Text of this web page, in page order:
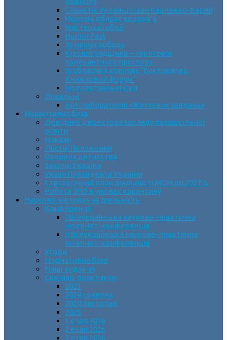
Славетні Українці. Іван Карпенко-Карий
Молодь обирає здоров’я
Мистецькі обрії
Humor Fest
За нашу свободу
Кіровоградщина – територія
толерантного простору
ІII обласний конкурс “Буктрейлер.
Книжковий форум”
Інтелектуальні ігри
Локальні
Арт-лабораторія «Життєвих завдань»
Нормативна база
Довідник директора закладу позашкільної
освіти
Накази
Листи/Положення
Охорона дитинства
Закони України
Укази Президента України
Стратегічний план діяльності МОН до 2027 р.
Робота ЗПО в умовах карантину
Науково-методична діяльність
Конференції
І Всеукраїнська науково-практична
інтернет-конференція
ІІ Всеукраїнська науково-практична
інтернет-конференція
Угоди
Нормативна база
Наші видання
Семінар-практикум
2023
2024 травень
2024 листопад
2025
1 етап 2026
2 етап 2026
3 етап 2026